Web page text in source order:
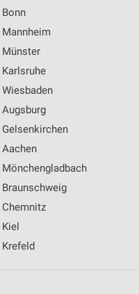
Bonn
Mannheim
Münster
Karlsruhe
Wiesbaden
Augsburg
Gelsenkirchen
Aachen
Mönchengladbach
Braunschweig
Chemnitz
Kiel
Krefeld